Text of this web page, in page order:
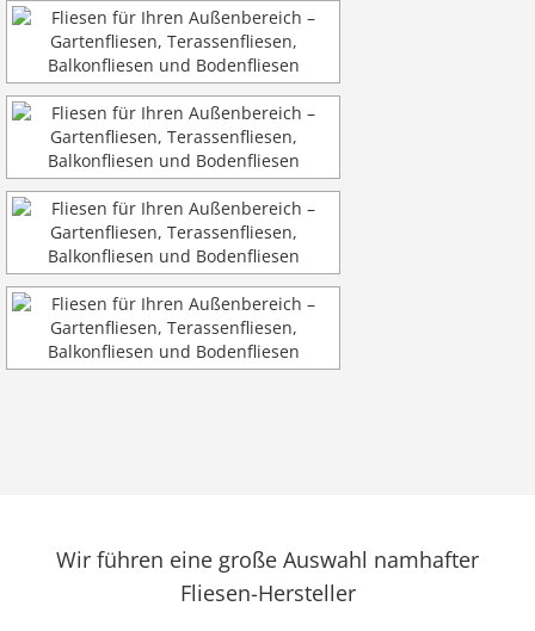
Wir führen eine große Auswahl namhafter
Fliesen-Hersteller